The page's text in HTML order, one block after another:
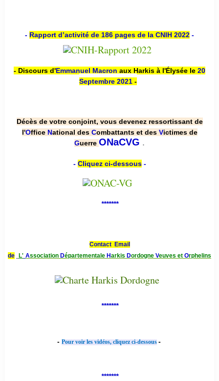
- Rapport d’activité de 186 pages de la CNIH 2022 -
- Discours d'Emmanuel Macron aux Harkis à l'Élysée le 20
Septembre 2021 -
Décès de votre conjoint, vous devenez ressortissant de
l'Office National des Combattants et des Victimes de
Guerre ONaCVG .
- Cliquez ci-dessous-
*******
Contact Email
de
L' Association Départementale Harkis Dordogne Veuves et Orphelins
*******
- Pour voir les vidéos, cliquez ci-dessous -
*******